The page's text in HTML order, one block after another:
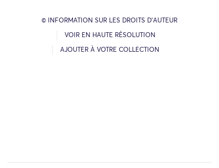
© INFORMATION SUR LES DROITS D’AUTEUR
VOIR EN HAUTE RÉSOLUTION
AJOUTER À VOTRE COLLECTION